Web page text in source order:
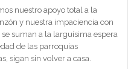
nuestro apoyo total a la
y nuestra impaciencia con
suman a la larguísima espera
de las parroquias
sigan sin volver a casa.